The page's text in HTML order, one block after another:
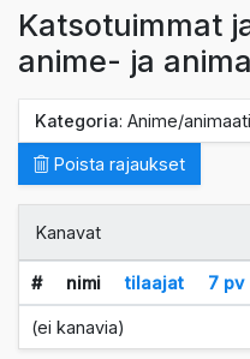
Katsotuimmat
anime- ja
Kategoria: Anime/
Poista rajaukset
Kanavat
# nimi tilaajat 7 pv
(ei kanavia)